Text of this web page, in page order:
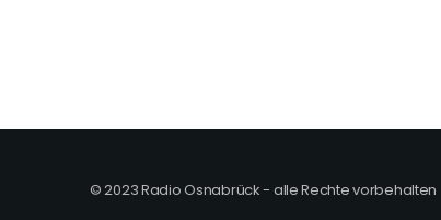
© 2023 Radio Osnabrück - alle Rechte vorbehalten